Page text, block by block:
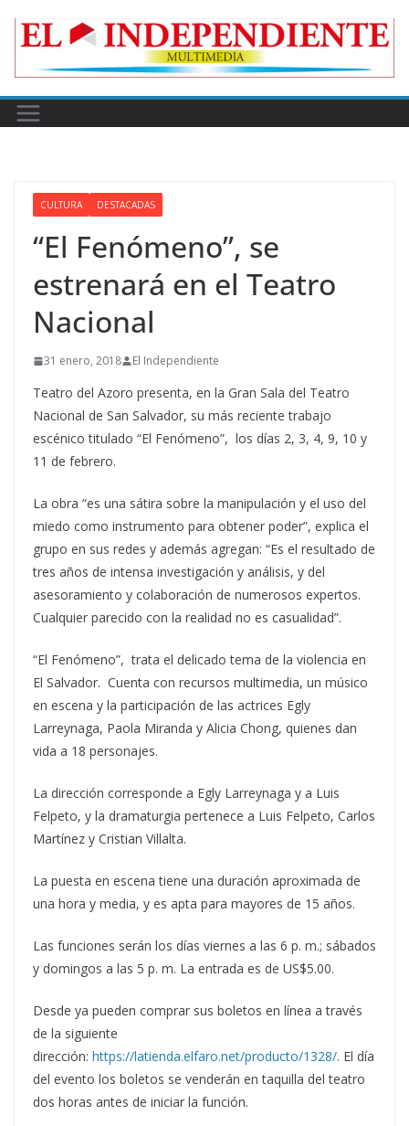
CULTURA DESTACADAS
“El Fenómeno”, se
estrenará en el Teatro
Nacional
31 enero, 2018 El Independiente
Teatro del Azoro presenta, en la Gran Sala del Teatro
Nacional de San Salvador, su más reciente trabajo
escénico titulado “El Fenómeno”, los días 2, 3, 4, 9, 10 y
11 de febrero.
La obra “es una sátira sobre la manipulación y el uso del
miedo como instrumento para obtener poder”, explica el
grupo en sus redes y además agregan: “Es el resultado de
tres años de intensa investigación y análisis, y del
asesoramiento y colaboración de numerosos expertos.
Cualquier parecido con la realidad no es casualidad”.
“El Fenómeno”, trata el delicado tema de la violencia en
El Salvador. Cuenta con recursos multimedia, un músico
en escena y la participación de las actrices Egly
Larreynaga, Paola Miranda y Alicia Chong, quienes dan
vida a 18 personajes.
La dirección corresponde a Egly Larreynaga y a Luis
Felpeto, y la dramaturgia pertenece a Luis Felpeto, Carlos
Martínez y Cristian Villalta.
La puesta en escena tiene una duración aproximada de
una hora y media, y es apta para mayores de 15 años.
Las funciones serán los días viernes a las 6 p. m.; sábados
y domingos a las 5 p. m. La entrada es de US$5.00.
Desde ya pueden comprar sus boletos en línea a través
de la siguiente
dirección: https://latienda.elfaro.net/producto/1328/. El día
del evento los boletos se venderán en taquilla del teatro
dos horas antes de iniciar la función.